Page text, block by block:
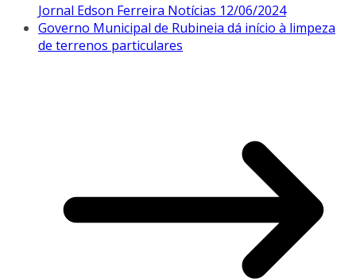
Jornal Edson Ferreira Notícias 12/06/2024
Governo Municipal de Rubineia dá início à limpeza
de terrenos particulares